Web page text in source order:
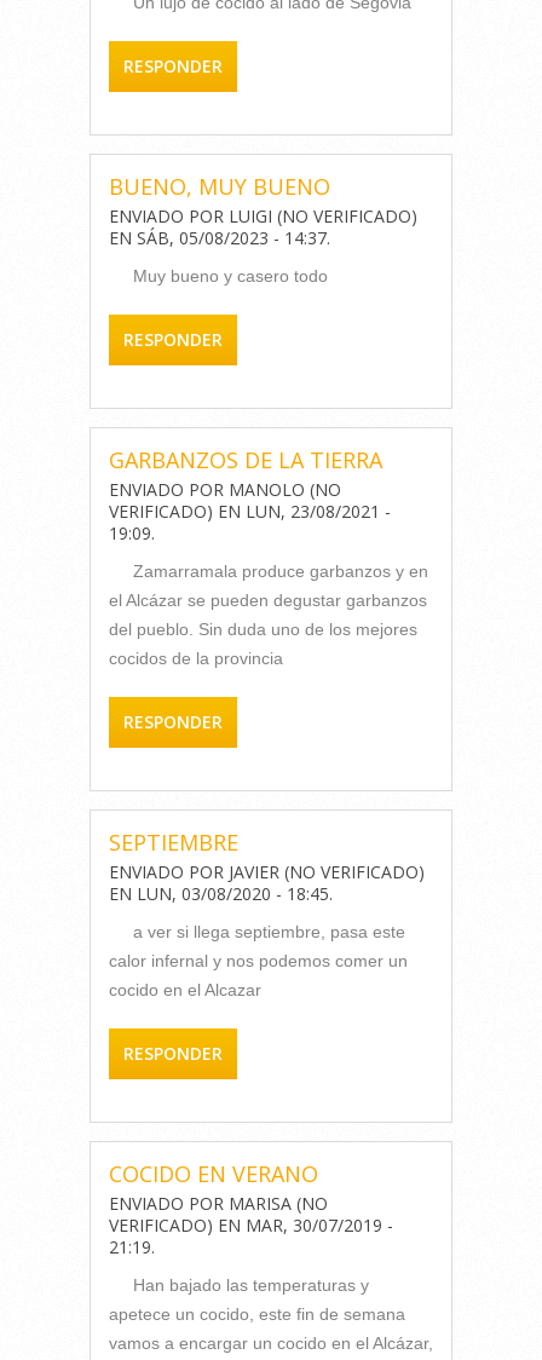
RESPONDER
BUENO, MUY BUENO
ENVIADO POR LUIGI (NO VERIFICADO)
EN SÁB, 05/08/2023 - 14:37.
Muy bueno y casero todo
RESPONDER
GARBANZOS DE LA TIERRA
ENVIADO POR MANOLO (NO
VERIFICADO) EN LUN, 23/08/2021 -
19:09.
Zamarramala produce garbanzos y en
el Alcázar se pueden degustar garbanzos
del pueblo. Sin duda uno de los mejores
cocidos de la provincia
RESPONDER
SEPTIEMBRE
ENVIADO POR JAVIER (NO VERIFICADO)
EN LUN, 03/08/2020 - 18:45.
a ver si llega septiembre, pasa este
calor infernal y nos podemos comer un
cocido en el Alcazar
RESPONDER
COCIDO EN VERANO
ENVIADO POR MARISA (NO
VERIFICADO) EN MAR, 30/07/2019 -
21:19.
Han bajado las temperaturas y
apetece un cocido, este fin de semana
vamos a encargar un cocido en el Alcázar,